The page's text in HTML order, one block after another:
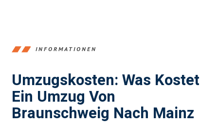
INFORMATIONEN
Umzugskosten: Was Kostet
Ein Umzug Von
Braunschweig Nach Mainz